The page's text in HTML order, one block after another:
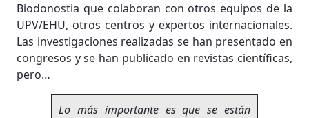
Biodonostia que colaboran con otros equipos de la
UPV/EHU, otros centros y expertos internacionales.
Las investigaciones realizadas se han presentado en
congresos y se han publicado en revistas científicas,
pero…
Lo más importante es que se están